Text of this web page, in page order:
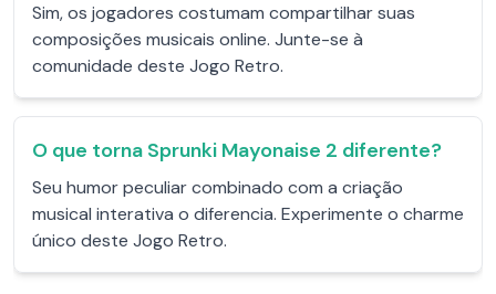
Sim, os jogadores costumam compartilhar suas
composições musicais online. Junte-se à
comunidade deste Jogo Retro.
O que torna Sprunki Mayonaise 2 diferente?
Seu humor peculiar combinado com a criação
musical interativa o diferencia. Experimente o charme
único deste Jogo Retro.